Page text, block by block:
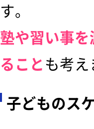
す。
塾や習い事
ることも考え
子どものス